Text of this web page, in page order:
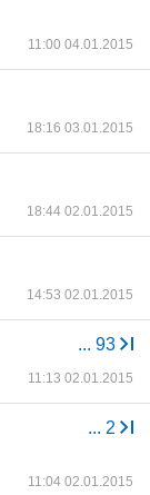
11:00 04.01.2015
18:16 03.01.2015
18:44 02.01.2015
14:53 02.01.2015
... 93
11:13 02.01.2015
... 2
11:04 02.01.2015